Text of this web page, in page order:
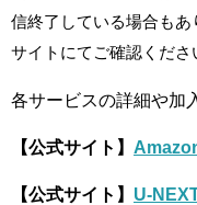
信終了している場合も
サイトにてご確認くださ
各サービスの詳細や加
【公式サイト】
【公式サイト】 U-